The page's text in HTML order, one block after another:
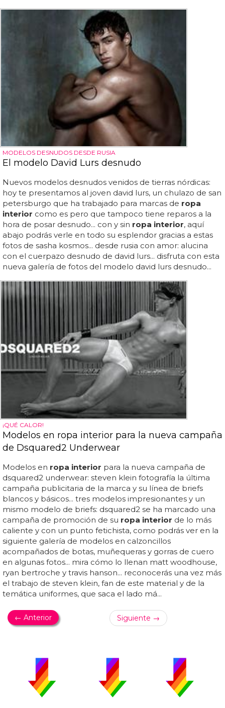
MODELOS DESNUDOS DESDE RUSIA
El modelo David Lurs desnudo
Nuevos modelos desnudos venidos de tierras nórdicas:
hoy te presentamos al joven david lurs, un chulazo de san
petersburgo que ha trabajado para marcas de ropa
interior como es pero que tampoco tiene reparos a la
hora de posar desnudo... con y sin ropa interior, aquí
abajo podrás verle en todo su esplendor gracias a estas
fotos de sasha kosmos... desde rusia con amor: alucina
con el cuerpazo desnudo de david lurs... disfruta con esta
nueva galería de fotos del modelo david lurs desnudo...
¡QUÉ CALOR!
Modelos en ropa interior para la nueva campaña
de Dsquared2 Underwear
Modelos en ropa interior para la nueva campaña de
dsquared2 underwear: steven klein fotografía la última
campaña publicitaria de la marca y su línea de briefs
blancos y básicos... tres modelos impresionantes y un
mismo modelo de briefs: dsquared2 se ha marcado una
campaña de promoción de su ropa interior de lo más
caliente y con un punto fetichista, como podrás ver en la
siguiente galería de modelos en calzoncillos
acompañados de botas, muñequeras y gorras de cuero
en algunas fotos... mira cómo lo llenan matt woodhouse,
ryan bertroche y travis hanson... reconocerás una vez más
el trabajo de steven klein, fan de este material y de la
temática uniformes, que saca el lado má...
← Anterior Siguiente →